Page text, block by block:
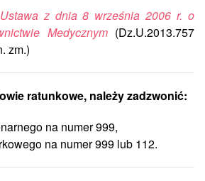
Ustawa z dnia 8 września 2006 r. o
Medycznym(Dz.U.2013.757
zm.)
ratunkowe, należy zadzwonić:
na numer 999,
na numer 999 lub 112.